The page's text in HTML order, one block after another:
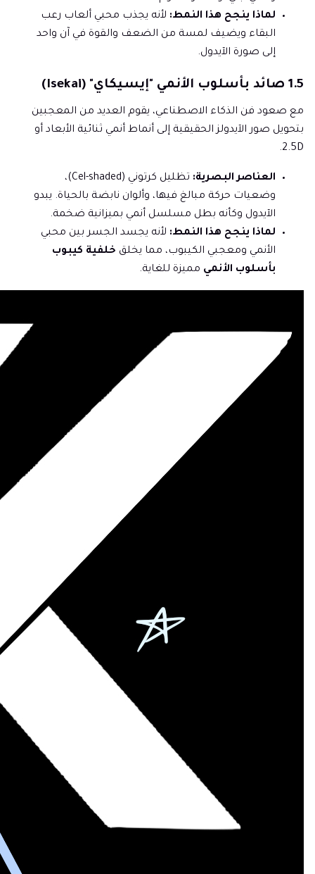
لماذا ينجح هذا النمط: لأنه يجذب محبي ألعاب رعب
البقاء ويضيف لمسة من الضعف والقوة في آن واحد
إلى صورة الآيدول.
1.5 صائد بأسلوب الأنمي "إيسيكاي" (Isekai)
مع صعود فن الذكاء الاصطناعي، يقوم العديد من المعجبين
بتحويل صور الآيدولز الحقيقية إلى أنماط أنمي ثنائية الأبعاد أو
2.5D.
العناصر البصرية:
تظليل كرتوني (Cel-shaded)،
وضعيات حركة مبالغ فيها، وألوان نابضة بالحياة. يبدو
الآيدول وكأنه بطل مسلسل أنمي بميزانية ضخمة.
لماذا ينجح هذا النمط: لأنه يجسد الجسر بين محبي
الأنمي ومعجبي الكيبوب، مما يخلق خلفية كيبوب
بأسلوب الأنمي مميزة للغاية.